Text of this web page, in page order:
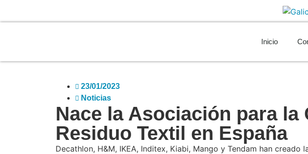
Inicio
23/01/2023
Noticias
Nace la Asociación para la
Residuo Textil en España
Decathlon, H&M, IKEA, Inditex, Kiabi, Mango y Tendam han creado